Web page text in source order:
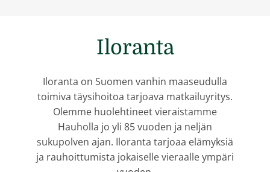
Iloranta
Iloranta on Suomen vanhin maaseudulla
toimiva täysihoitoa tarjoava matkailuyritys.
Olemme huolehtineet vieraistamme
Hauholla jo yli 85 vuoden ja neljän
sukupolven ajan. Iloranta tarjoaa elämyksiä
ja rauhoittumista jokaiselle vieraalle ympäri